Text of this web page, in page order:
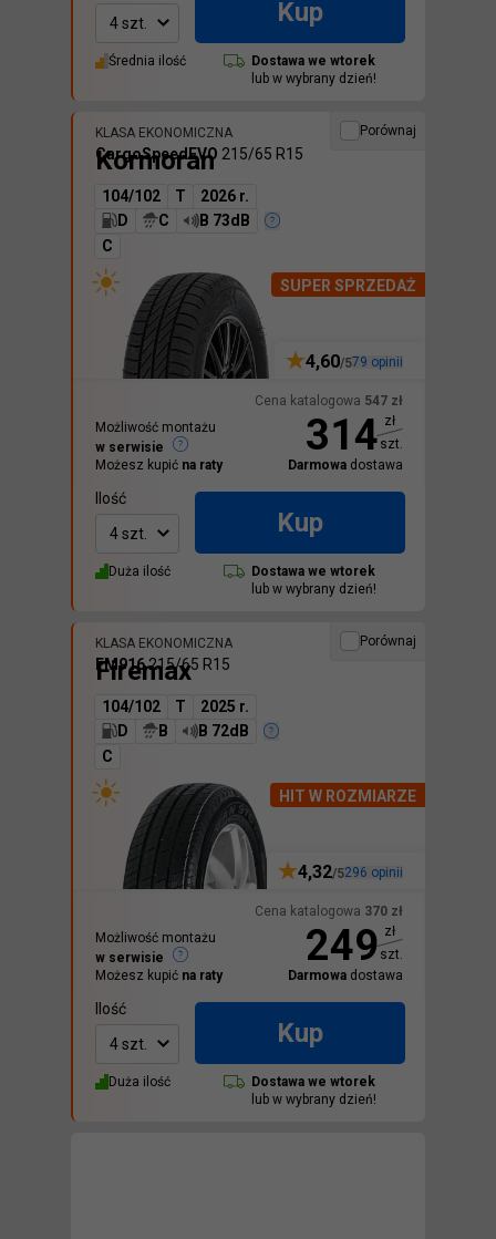
4 szt.
Kup
Średnia ilość Dostawa we wtorek
lub w wybrany dzień!
Porównaj
KLASA EKONOMICZNA
Kormoran
SUPER SPRZEDAŻ
CargoSpeedEVO 215/65 R15
104/102 T
2026 r.
D
C
B 73dB
C
Cena katalogowa 547 zł
314 zł
szt.
Darmowa dostawa
4,60/579 opinii
Możliwość montażu
w serwisie
Możesz kupić na raty
Ilość
4 szt.
Kup
Duża ilość Dostawa we wtorek
lub w wybrany dzień!
Porównaj
KLASA EKONOMICZNA
Firemax
HIT W ROZMIARZE
FM916215/65 R15
104/102 T
2025 r.
D
B
B 72dB
C
Cena katalogowa 370 zł
249 zł
szt.
Darmowa dostawa
4,32/5296 opinii
Możliwość montażu
w serwisie
Możesz kupić na raty
Ilość
4 szt.
Kup
Duża ilość Dostawa we wtorek
lub w wybrany dzień!